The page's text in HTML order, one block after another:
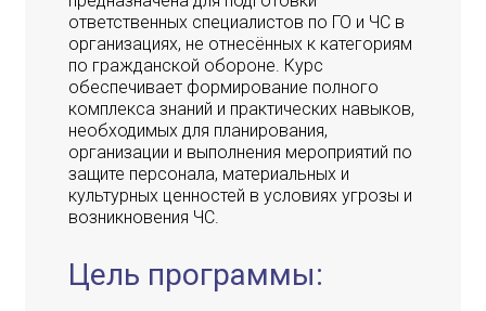
ответственных специалистов по ГО и ЧС в
организациях, не отнесённых к категориям
по гражданской обороне. Курс
обеспечивает формирование полного
комплекса знаний и практических навыков,
необходимых для планирования,
организации и выполнения мероприятий по
защите персонала, материальных и
культурных ценностей в условиях угрозы и
возникновения ЧС.
Цель программы: